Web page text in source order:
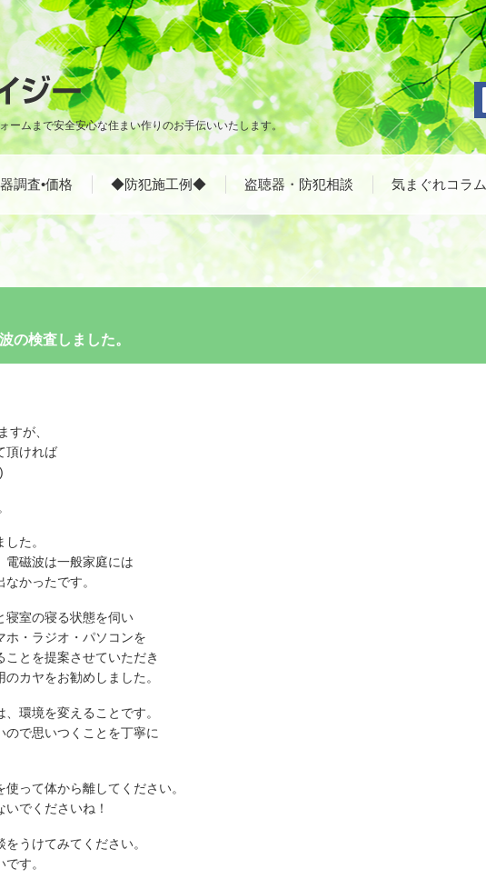
ームまで安全安心な住まい作りのお手伝いいたします。
調査•価格 ◆防犯施工例◆ 盗聴器・防犯相談 気まぐれコラム
の検査しました。
すが、
頂ければ
た。
電磁波は一般家庭には
かったです。
寝室の寝る状態を伺い
ホ・ラジオ・パソコンを
とを提案させていただき
カヤをお勧めしました。
環境を変えることです。
で思いつくことを丁寧に
って体から離してください。
でくださいね！
うけてみてください。
す。